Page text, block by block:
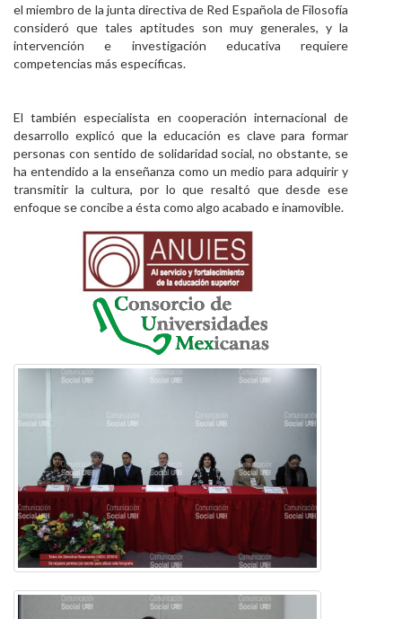
el miembro de la junta directiva de Red Española de Filosofía
consideró que tales aptitudes son muy generales, y la
intervención e investigación educativa requiere
competencias más específicas.
El también especialista en cooperación internacional de
desarrollo explicó que la educación es clave para formar
personas con sentido de solidaridad social, no obstante, se
ha entendido a la enseñanza como un medio para adquirir y
transmitir la cultura, por lo que resaltó que desde ese
enfoque se concibe a ésta como algo acabado e inamovible.